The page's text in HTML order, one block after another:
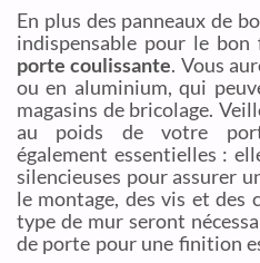
En plus des panneaux de
indispensable pour le
porte coulissante. Vous
ou en aluminium, qui
magasins de bricolage.
au poids de votre
également essentielles :
silencieuses pour assurer
le montage, des vis et des
type de mur seront
de porte pour une finition